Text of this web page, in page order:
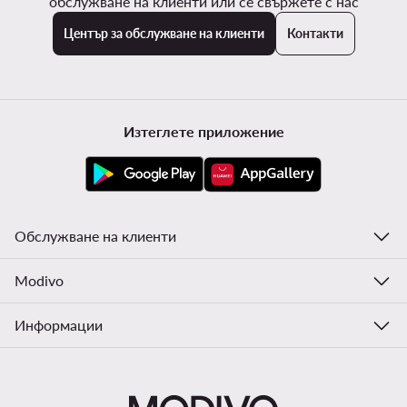
Център за обслужване на клиенти Контакти
Изтеглете приложение
Обслужване на клиенти
Modivo
Информации